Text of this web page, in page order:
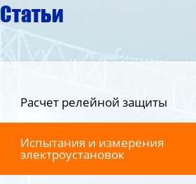
Статьи
Расчет релейной защиты
Испытания и измерения
электроустановок